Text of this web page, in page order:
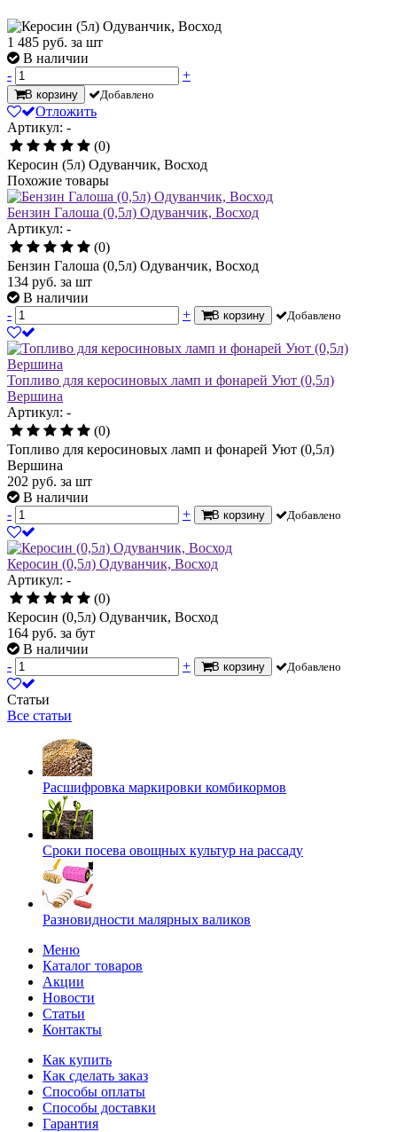
1 485 руб. за шт
В наличии
-
+
В корзину Добавлено
Отложить
Артикул: -
(0)
Керосин (5л) Одуванчик, Восход
Похожие товары
Бензин Галоша (0,5л) Одуванчик, Восход
Артикул: -
(0)
Бензин Галоша (0,5л) Одуванчик, Восход
134 руб. за шт
В наличии
-
+ В корзину Добавлено
Топливо для керосиновых ламп и фонарей Уют (0,5л)
Вершина
Артикул: -
(0)
Топливо для керосиновых ламп и фонарей Уют (0,5л)
Вершина
202 руб. за шт
В наличии
-
+ В корзину Добавлено
Керосин (0,5л) Одуванчик, Восход
Артикул: -
(0)
Керосин (0,5л) Одуванчик, Восход
164 руб. за бут
В наличии
-
+ В корзину Добавлено
Статьи
Все статьи
Расшифровка маркировки комбикормов
Сроки посева овощных культур на рассаду
Разновидности малярных валиков
Меню
Каталог товаров
Акции
Новости
Статьи
Контакты
Как купить
Как сделать заказ
Способы оплаты
Способы доставки
Гарантия